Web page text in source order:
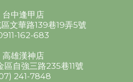
台中逢甲店
文華路139巷19弄5號
162-683
高雄漢神店
區自強三路235巷11號
241-7848